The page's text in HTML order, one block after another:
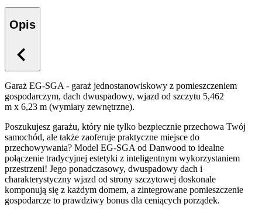
Opis
Garaż EG-SGA - garaż jednostanowiskowy z pomieszczeniem
gospodarczym, dach dwuspadowy, wjazd od szczytu 5,462
m x 6,23 m (wymiary zewnętrzne).
Poszukujesz garażu, który nie tylko bezpiecznie przechowa Twój
samochód, ale także zaoferuje praktyczne miejsce do
przechowywania? Model EG-SGA od Danwood to idealne
połączenie tradycyjnej estetyki z inteligentnym wykorzystaniem
przestrzeni! Jego ponadczasowy, dwuspadowy dach i
charakterystyczny wjazd od strony szczytowej doskonale
komponują się z każdym domem, a zintegrowane pomieszczenie
gospodarcze to prawdziwy bonus dla ceniących porządek.